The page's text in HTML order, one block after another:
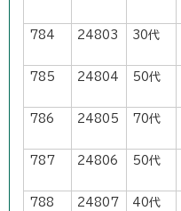
784 24803 30代
785 24804 50代
786 24805 70代
787 24806 50代
788 24807 40代